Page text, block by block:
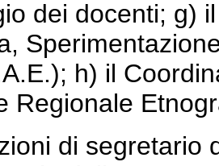
dei docenti; g)
h) il
Regionale
di segretario